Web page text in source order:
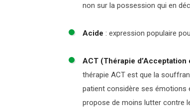
non sur la possession qui en
Acide : expression populaire
ACT (Thérapie d’Acceptation
thérapie ACT est que la
patient considère ses émotions
propose de moins lutter contre